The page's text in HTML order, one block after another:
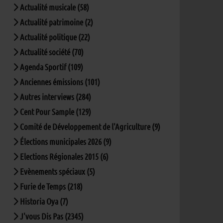
Actualité musicale (58)
Actualité patrimoine (2)
Actualité politique (22)
Actualité société (70)
Agenda Sportif (109)
Anciennes émissions (101)
Autres interviews (284)
Cent Pour Sample (129)
Comité de Développement de l'Agriculture (9)
Élections municipales 2026 (9)
Elections Régionales 2015 (6)
Evènements spéciaux (5)
Furie de Temps (218)
Historia Oya (7)
J'vous Dis Pas (2345)